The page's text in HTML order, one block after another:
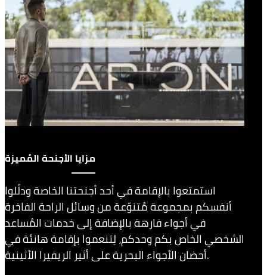
مزايا الأجنحة المُميزة
استمتعوا بالإقامة في أحد أجنحتنا الخاصة ودلّلوا
أنفسكم بمجموعة مُتنوّعة من وسائل الراحة الفاخرة
في أجواء فارهة بالإضافة إلى خدمات المُساعد
الشخصي الخاص بكم وحدكم، لِتنعموا بإقامة هانئة في
أحضان الأجواء البحرية على أثير الريفيرا الأثينية.